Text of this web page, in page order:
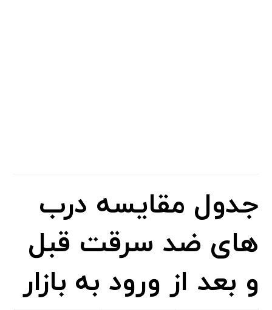
جدول مقایسه درب
های ضد سرقت قبل
و بعد از ورود به بازار